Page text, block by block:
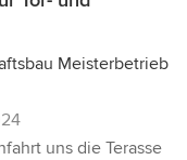
Meisterbetrieb
uns die Terasse